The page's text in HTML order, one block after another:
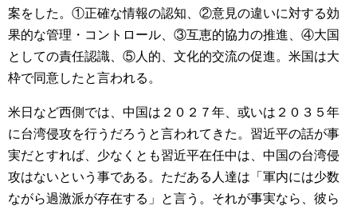
案をした。①正確な情報の認知、②意見の違いに対する効
果的な管理・コントロール、③互恵的協力の推進、④大国
としての責任認識、⑤人的、文化的交流の促進。米国は大
枠で同意したと言われる。
米日など西側では、中国は２０２７年、或いは２０３５年
に台湾侵攻を行うだろうと言われてきた。習近平の話が事
実だとすれば、少なくとも習近平在任中は、中国の台湾侵
攻はないという事である。ただある人達は「軍内には少数
ながら過激派が存在する」と言う。それが事実なら、彼ら